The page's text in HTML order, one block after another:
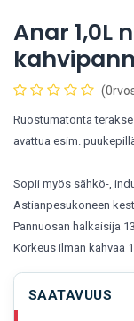
Anar 1,0L
Ruostumatonta
avattua esim.
Sopii myös sähkö-,
Astianpesukoneen
Pannuosan halkaisija
Korkeus ilman kahvaa
SAATAVUUS